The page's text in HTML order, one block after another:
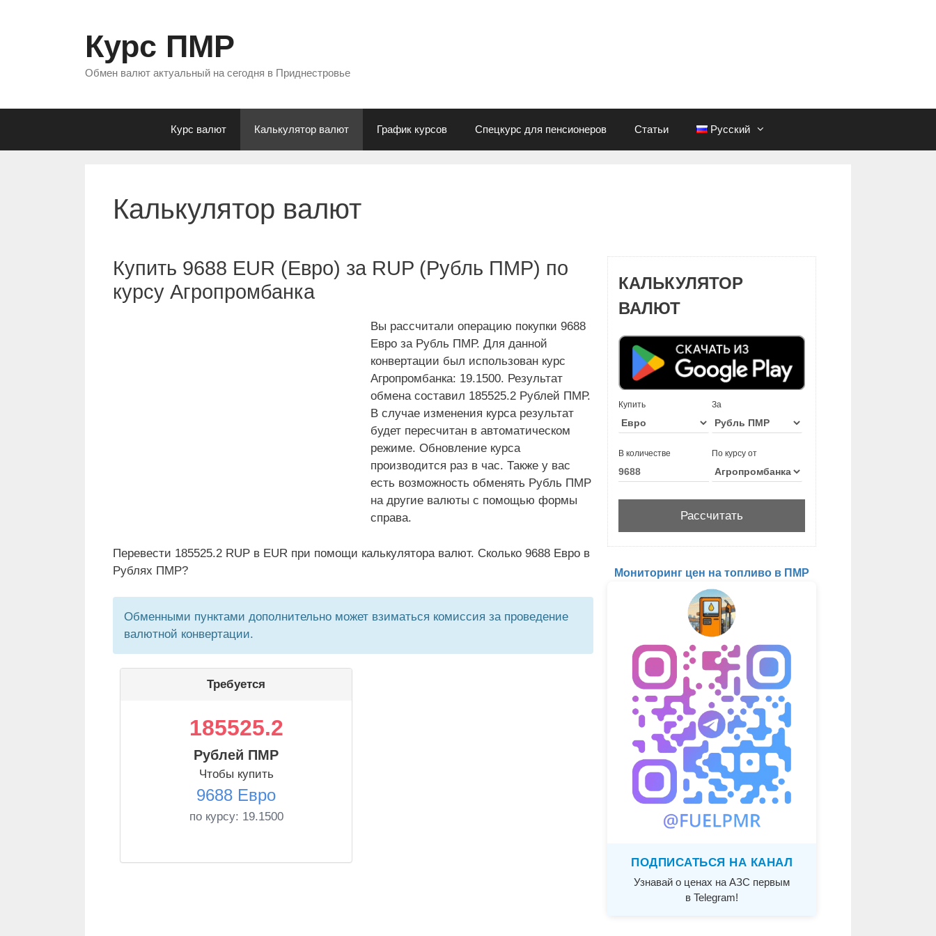
Курс ПМР
Обмен валют актуальный на сегодня в Приднестровье
Курс валют Калькулятор валют График курсов Спецкурс для пенсионеров Статьи Русский
Калькулятор валют
Купить 9688 EUR (Евро) за RUP (Рубль ПМР) по
курсу Агропромбанка
Вы рассчитали операцию покупки 9688
Евро за Рубль ПМР. Для данной
конвертации был использован курс
Агропромбанка: 19.1500. Результат
обмена составил 185525.2 Рублей ПМР.
В случае изменения курса результат
будет пересчитан в автоматическом
режиме. Обновление курса
производится раз в час. Также у вас
есть возможность обменять Рубль ПМР
на другие валюты с помощью формы
справа.
Перевести 185525.2 RUP в EUR при помощи калькулятора валют. Сколько 9688 Евро в
Рублях ПМР?
Обменными пунктами дополнительно может взиматься комиссия за проведение
валютной конвертации.
Требуется
185525.2
Рублей ПМР
Чтобы купить
9688 Евро
по курсу: 19.1500
КАЛЬКУЛЯТОР
ВАЛЮТ
Купить За
В количестве По курсу от
Мониторинг цен на топливо в ПМР
ПОДПИСАТЬСЯ НА КАНАЛ
Узнавай о ценах на АЗС первым
в Telegram!